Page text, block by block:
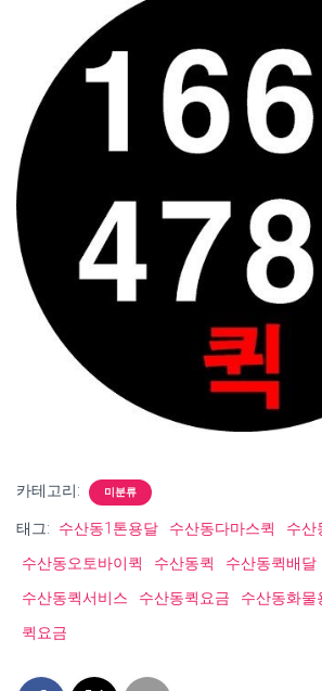
카테고리: 미분류
태그: 수산동1톤용달 수산동다마스퀵
수산
수산동오토바이퀵
수산동퀵 수산동퀵배달
수산동퀵서비스
수산동퀵요금 수산동화물
퀵요금